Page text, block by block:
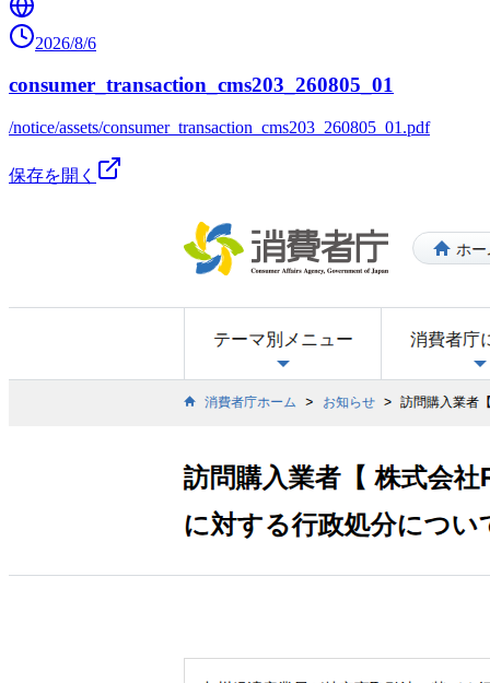
2026/8/6
consumer_transaction_cms203_260805_01
/notice/assets/consumer_transaction_cms203_260805_01.pdf
保存を開く